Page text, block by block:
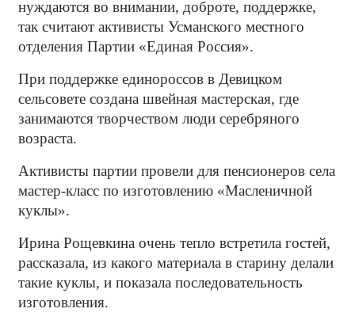
нуждаются во внимании, доброте, поддержке,
так считают активисты Усманского местного
отделения Партии «Единая Россия».
При поддержке единороссов в Девицком
сельсовете создана швейная мастерская, где
занимаются творчеством люди серебряного
возраста.
Активисты партии провели для пенсионеров села
мастер-класс по изготовлению «Масленичной
куклы».
Ирина Рощевкина очень тепло встретила гостей,
рассказала, из какого материала в старину делали
такие куклы, и показала последовательность
изготовления.